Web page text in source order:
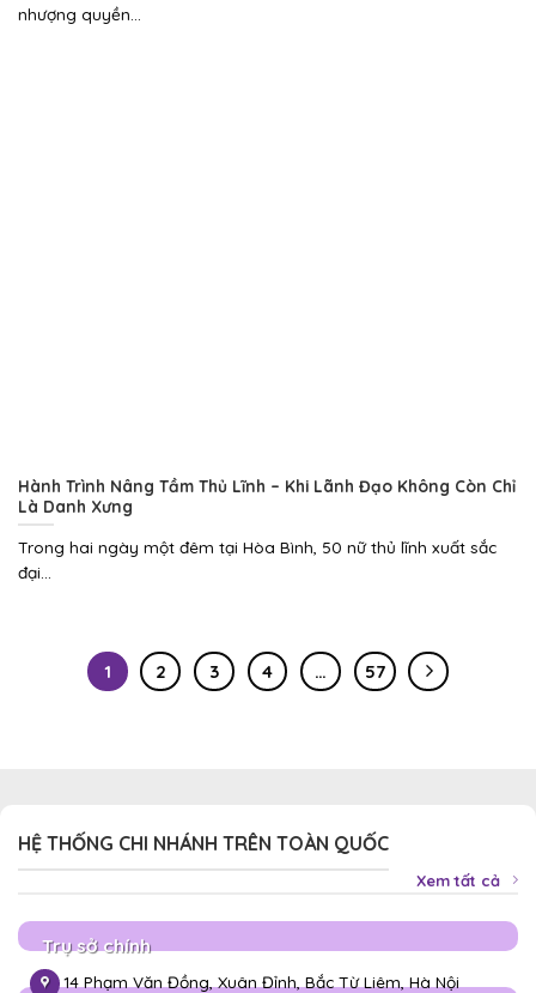
nhượng quyền...
Hành Trình Nâng Tầm Thủ Lĩnh – Khi Lãnh Đạo Không Còn Chỉ
Là Danh Xưng
Trong hai ngày một đêm tại Hòa Bình, 50 nữ thủ lĩnh xuất sắc
đại...
1 2 3 4 … 57
HỆ THỐNG CHI NHÁNH TRÊN TOÀN QUỐC
Xem tất cả
Trụ sở chính
14 Phạm Văn Đồng, Xuân Đỉnh, Bắc Từ Liêm, Hà Nội